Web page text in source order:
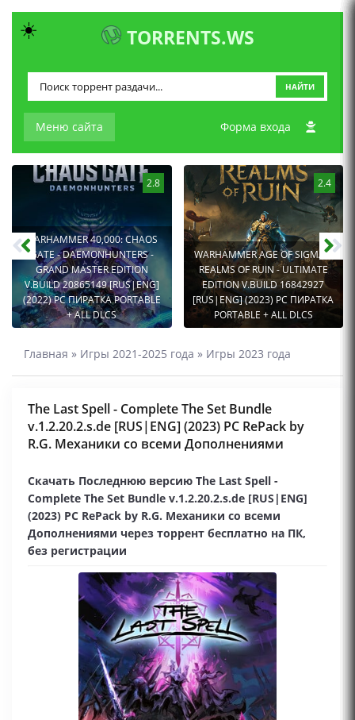
TORRENTS.WS
Меню сайта
НАЙТИ
Форма входа
2.8
WARHAMMER 40,000: CHAOS
GATE - DAEMONHUNTERS -
GRAND MASTER EDITION
V.BUILD 20865149 [RUS|ENG]
(2022) PC ПИРАТКА PORTABLE
+ ALL DLCS
2.4
WARHAMMER AGE OF SIGMAR:
REALMS OF RUIN - ULTIMATE
EDITION V.BUILD 16842927
[RUS|ENG] (2023) PC ПИРАТКА
PORTABLE + ALL DLCS
Главная » Игры 2021-2025 года » Игры 2023 года
The Last Spell - Complete The Set Bundle
v.1.2.20.2.s.de [RUS|ENG] (2023) PC RePack by
R.G. Механики со всеми Дополнениями
Скачать Последнюю версию The Last Spell -
Complete The Set Bundle v.1.2.20.2.s.de [RUS|ENG]
(2023) PC RePack by R.G. Механики со всеми
Дополнениями через торрент бесплатно на ПК,
без регистрации
☀️